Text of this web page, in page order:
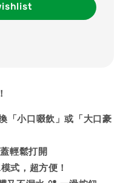
「小口啜飲」或「大口豪
輕鬆打開
式，超方便！